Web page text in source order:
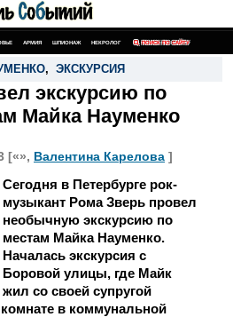
АРМИЯ ШПИОНАЖ НЕКРОЛОГ ПОИСК ПО САЙТУ
, ЭКСКУРСИЯ
экскурсию по
Майка Науменко
[«», Валентина Карелова ]
Сегодня в Петербурге рок-
музыкант Рома Зверь провел
необычную экскурсию по
местам Майка Науменко.
Началась экскурсия с
Боровой улицы, где Майк
жил со своей супругой
в коммунальной